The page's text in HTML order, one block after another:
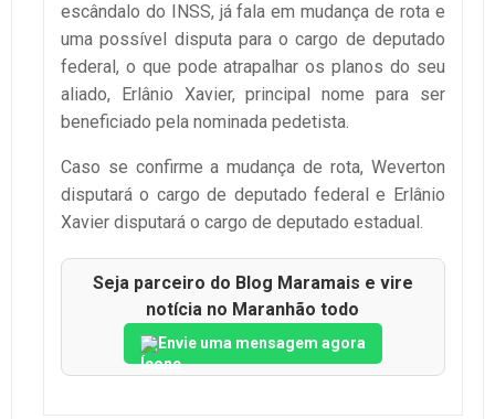
escândalo do INSS, já fala em mudança de rota e
uma possível disputa para o cargo de deputado
federal, o que pode atrapalhar os planos do seu
aliado, Erlânio Xavier, principal nome para ser
beneficiado pela nominada pedetista.
Caso se confirme a mudança de rota, Weverton
disputará o cargo de deputado federal e Erlânio
Xavier disputará o cargo de deputado estadual.
Seja parceiro do Blog Maramais e vire
notícia no Maranhão todo
Envie uma mensagem agora